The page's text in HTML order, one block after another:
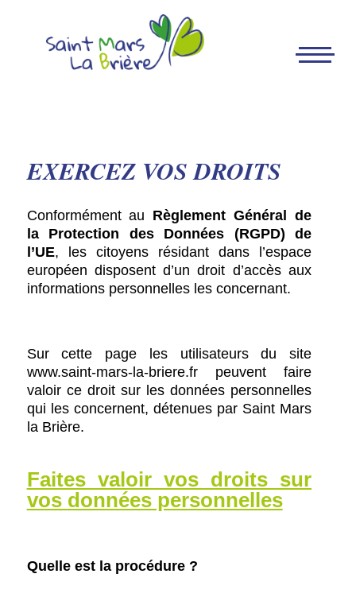
EXERCEZ VOS DROITS
Conformément au Règlement Général de
la Protection des Données (RGPD) de
l’UE, les citoyens résidant dans l’espace
européen disposent d’un droit d’accès aux
informations personnelles les concernant.
Sur cette page les utilisateurs du site
www.saint-mars-la-briere.fr peuvent faire
valoir ce droit sur les données personnelles
qui les concernent, détenues par Saint Mars
la Brière.
Faites valoir vos droits sur
vos données personnelles
Quelle est la procédure ?